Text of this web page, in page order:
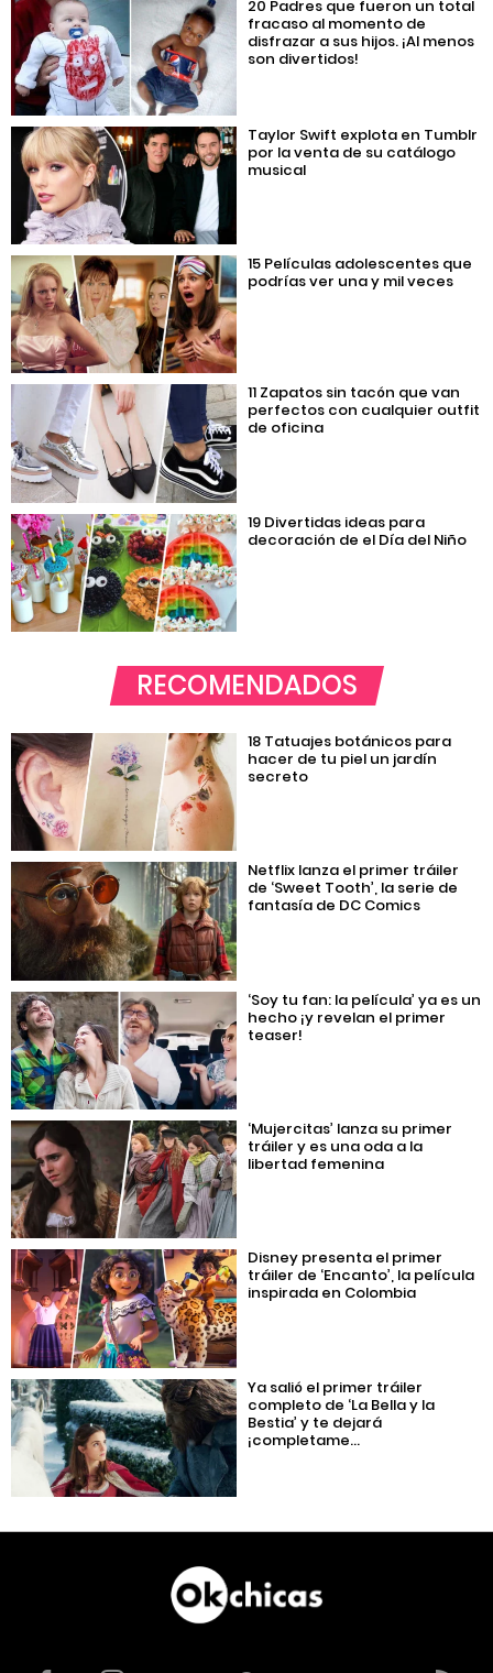
20 Padres que fueron un total
fracaso al momento de
disfrazar a sus hijos. ¡Al menos
son divertidos!
Taylor Swift explota en Tumblr
por la venta de su catálogo
musical
15 Películas adolescentes que
podrías ver una y mil veces
11 Zapatos sin tacón que van
perfectos con cualquier outfit
de oficina
19 Divertidas ideas para
decoración de el Día del Niño
RECOMENDADOS
18 Tatuajes botánicos para
hacer de tu piel un jardín
secreto
Netflix lanza el primer tráiler
de ‘Sweet Tooth’, la serie de
fantasía de DC Comics
‘Soy tu fan: la película’ ya es un
hecho ¡y revelan el primer
teaser!
‘Mujercitas’ lanza su primer
tráiler y es una oda a la
libertad femenina
Disney presenta el primer
tráiler de ‘Encanto’, la película
inspirada en Colombia
Ya salió el primer tráiler
completo de ‘La Bella y la
Bestia’ y te dejará
¡completame...